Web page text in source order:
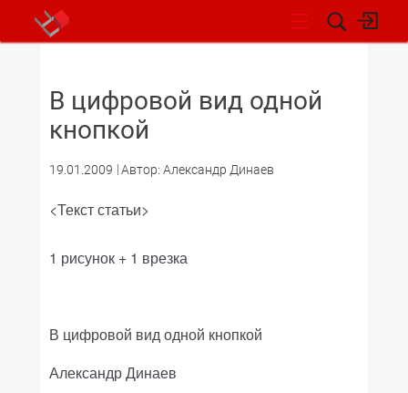
В цифровой вид одной
кнопкой
19.01.2009 Автор: Александр Динаев
<Текст статьи>
1 рисунок + 1 врезка
В цифровой вид одной кнопкой
Александр Динаев